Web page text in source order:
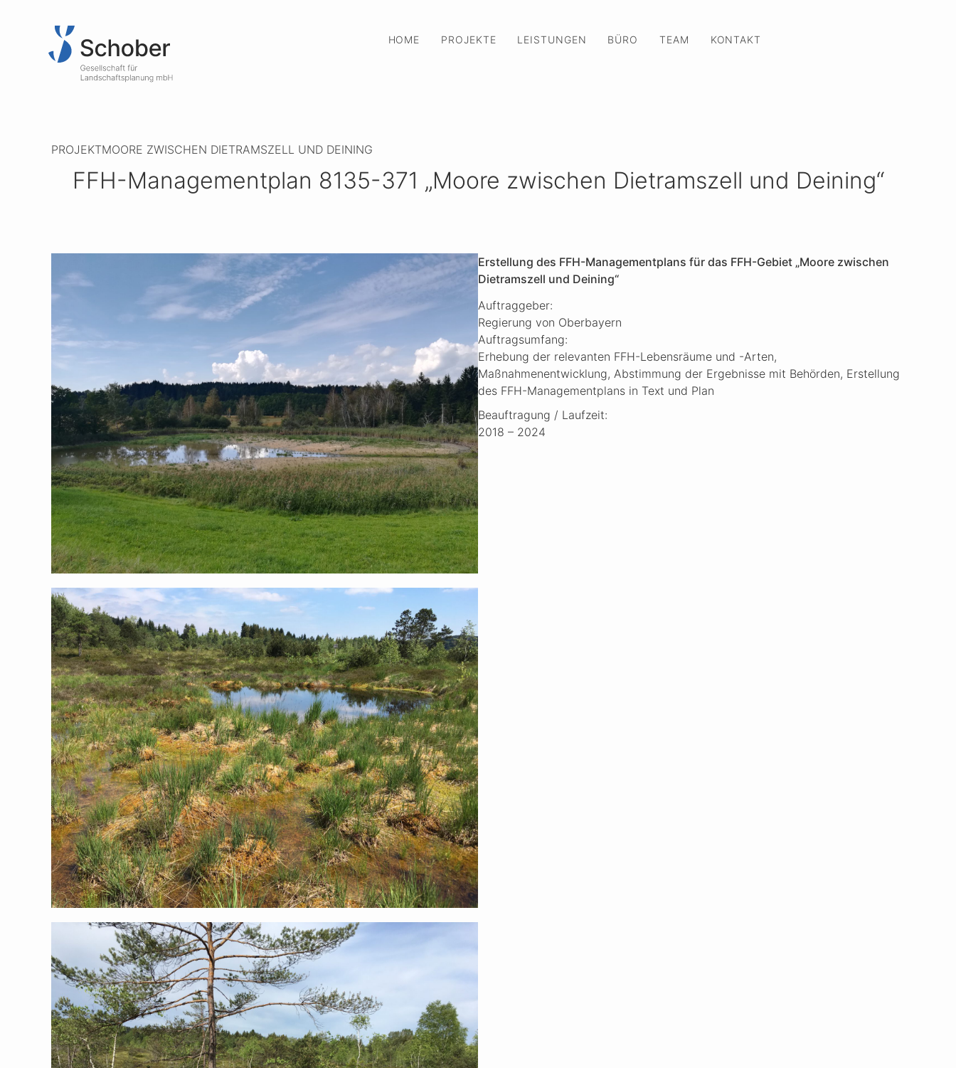
HOME PROJEKTE LEISTUNGEN BÜRO TEAM KONTAKT
PROJEKTMOORE ZWISCHEN DIETRAMSZELL UND DEINING
FFH-Managementplan 8135-371 „Moore zwischen Dietramszell und Deining“
Erstellung des FFH-Managementplans für das FFH-Gebiet „Moore zwischen
Dietramszell und Deining“
Auftraggeber:
Regierung von Oberbayern
Auftragsumfang:
Erhebung der relevanten FFH-Lebensräume und -Arten,
Maßnahmenentwicklung, Abstimmung der Ergebnisse mit Behörden, Erstellung
des FFH-Managementplans in Text und Plan
Beauftragung / Laufzeit:
2018 – 2024